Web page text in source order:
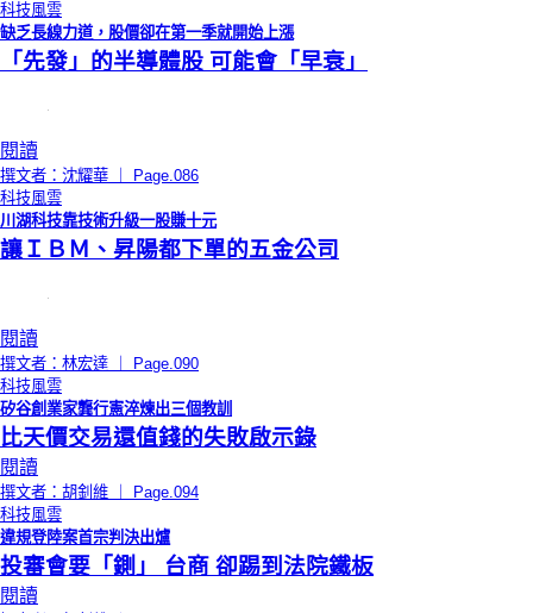
科技風雲
缺乏長線力道，股價卻在第一季就開始上漲
「先發」的半導體股 可能會「早衰」
閱讀
撰文者：沈耀華 ｜ Page.086
科技風雲
川湖科技靠技術升級一股賺十元
讓ＩＢＭ、昇陽都下單的五金公司
閱讀
撰文者：林宏達 ｜ Page.090
科技風雲
矽谷創業家龔行憲淬煉出三個教訓
比天價交易還值錢的失敗啟示錄
閱讀
撰文者：胡釗維 ｜ Page.094
科技風雲
違規登陸案首宗判決出爐
投審會要「鍘」 台商 卻踢到法院鐵板
閱讀